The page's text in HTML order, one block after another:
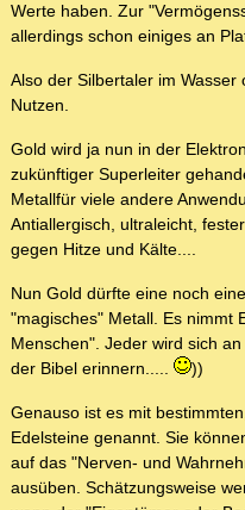
Werte haben. Zur
allerdings schon einiges an
Also der Silbertaler im
Nutzen.
Gold wird ja nun in der
zukünftiger Superleiter
Metallfür viele andere
Antiallergisch, ultraleicht,
gegen Hitze und Kälte....
Nun Gold dürfte eine noch
"magisches" Metall. Es nimmt
Menschen". Jeder wird sich
der Bibel erinnern.....
))
Genauso ist es mit
Edelsteine genannt. Sie
auf das "Nerven- und
ausüben. Schätzungsweise